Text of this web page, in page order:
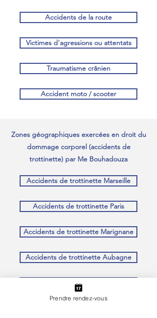
Accidents de la route
Victimes d'agressions ou attentats
Traumatisme crânien
Accident moto / scooter
Zones géographiques exercées en droit du
dommage corporel (accidents de
trottinette) par Me Bouhadouza
Accidents de trottinette Marseille
Accidents de trottinette Paris
Accidents de trottinette Marignane
Accidents de trottinette Aubagne
Accidents de trottinette la Ciotat
Prendre rendez-vous